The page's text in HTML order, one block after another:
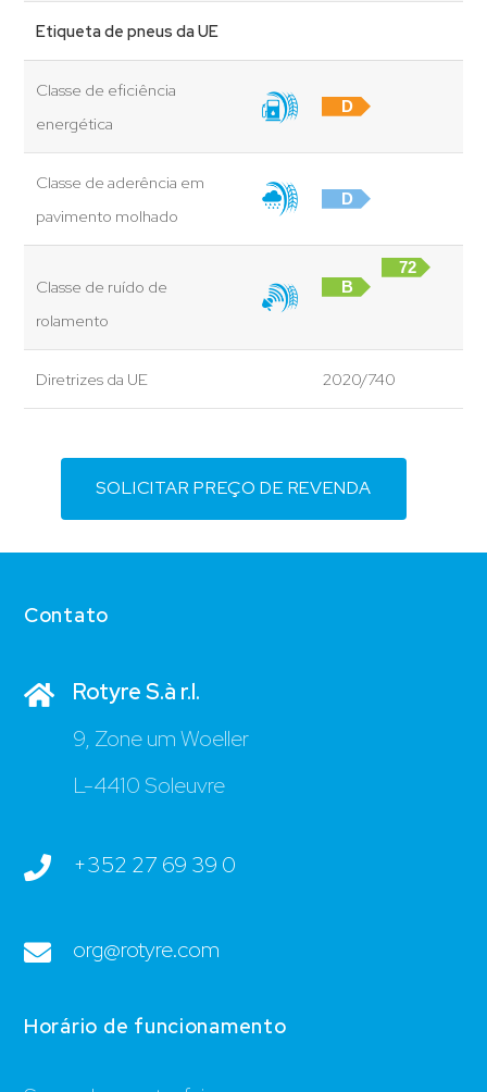
Etiqueta de pneus da UE
Classe de eficiência
energética
D
Classe de aderência em
pavimento molhado
D
Classe de ruído de
rolamento
B
72
Diretrizes da UE 2020/740
SOLICITAR PREÇO DE REVENDA
Contato
Rotyre S.à r.l.
9, Zone um Woeller
L-4410 Soleuvre
+352 27 69 39 0
org@rotyre.com
Horário de funcionamento